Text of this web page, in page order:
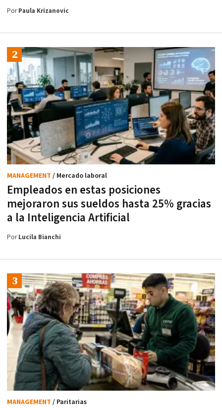
PorPaula Krizanovic
Empleados en estas posiciones
mejoraron sus sueldos hasta 25% gracias
a la Inteligencia Artificial
MANAGEMENT / Mercado laboral
PorLucila Bianchi
MANAGEMENT / Paritarias